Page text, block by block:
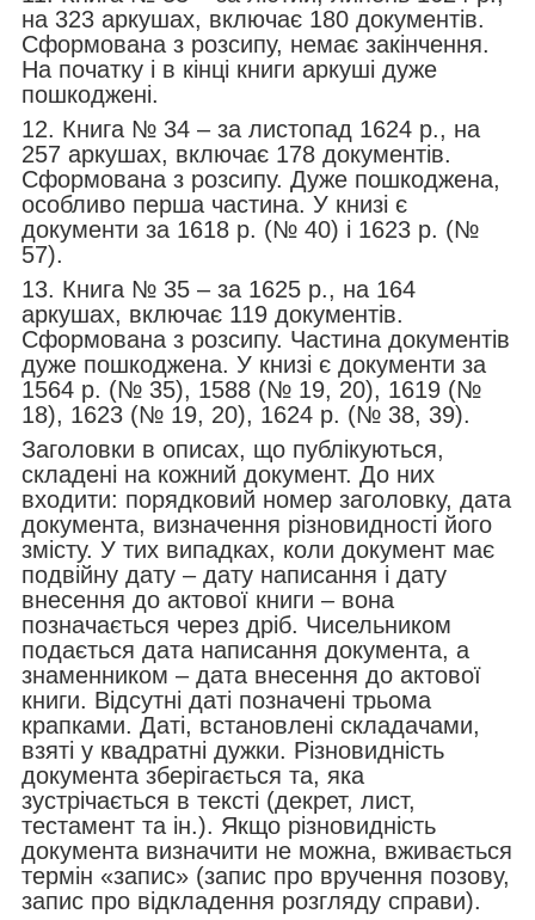
на 323 аркушах, включає 180 документів.
Сформована з розсипу, немає закінчення.
На початку і в кінці книги аркуші дуже
пошкоджені.
12. Книга № 34 – за листопад 1624 р., на
257 аркушах, включає 178 документів.
Сформована з розсипу. Дуже пошкоджена,
особливо перша частина. У книзі є
документи за 1618 р. (№ 40) і 1623 р. (№
57).
13. Книга № 35 – за 1625 р., на 164
аркушах, включає 119 документів.
Сформована з розсипу. Частина документів
дуже пошкоджена. У книзі є документи за
1564 р. (№ 35), 1588 (№ 19, 20), 1619 (№
18), 1623 (№ 19, 20), 1624 р. (№ 38, 39).
Заголовки в описах, що публікуються,
складені на кожний документ. До них
входити: порядковий номер заголовку, дата
документа, визначення різновидності його
змісту. У тих випадках, коли документ має
подвійну дату – дату написання і дату
внесення до актової книги – вона
позначається через дріб. Чисельником
подається дата написання документа, а
знаменником – дата внесення до актової
книги. Відсутні даті позначені трьома
крапками. Даті, встановлені складачами,
взяті у квадратні дужки. Різновидність
документа зберігається та, яка
зустрічається в тексті (декрет, лист,
тестамент та ін.). Якщо різновидність
документа визначити не можна, вживається
термін «запис» (запис про вручення позову,
запис про відкладення розгляду справи).